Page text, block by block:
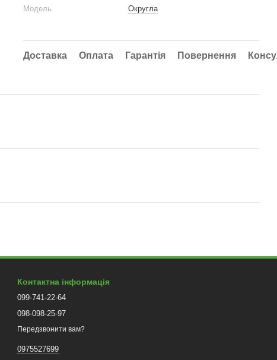
Модель
Округла
Доставка Оплата Гарантія Повернення
Контактна інформація
099-741-22-64
098-098-25-97
Передзвонити вам?
0975527699